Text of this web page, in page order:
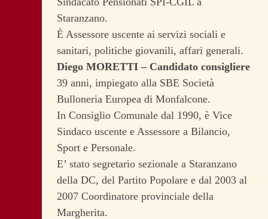
Staranzano.
È Assessore uscente ai servizi sociali e
sanitari, politiche giovanili, affari generali.
Diego MORETTI – Candidato consigliere
39 anni, impiegato alla SBE Società
Bulloneria Europea di Monfalcone.
In Consiglio Comunale dal 1990, è Vice
Sindaco uscente e Assessore a Bilancio,
Sport e Personale.
E’ stato segretario sezionale a Staranzano
della DC, del Partito Popolare e dal 2003 al
2007 Coordinatore provinciale della
Margherita.